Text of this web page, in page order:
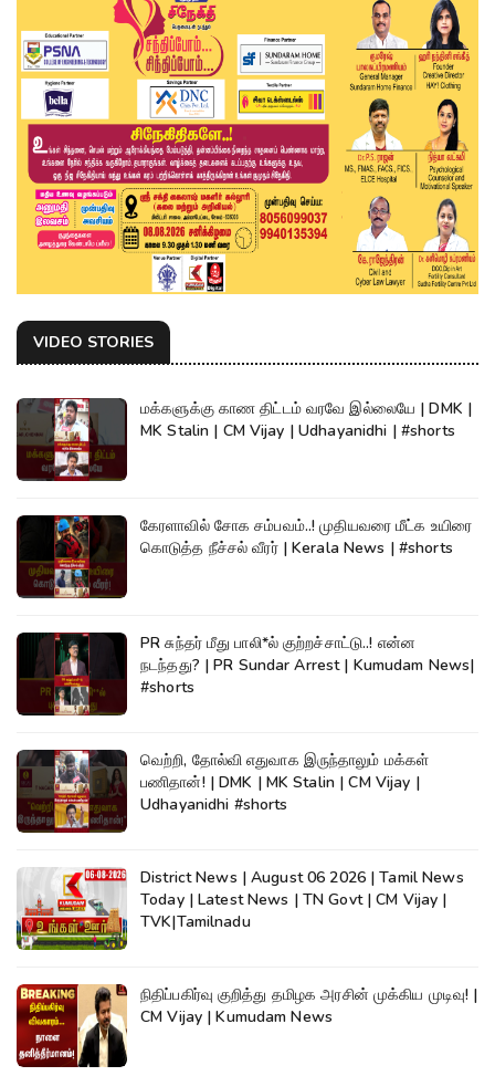
VIDEO STORIES
மக்களுக்கு காண திட்டம் வரவே இல்லையே | DMK |
MK Stalin | CM Vijay | Udhayanidhi | #shorts
கேரளாவில் சோக சம்பவம்..! முதியவரை மீட்க உயிரை
கொடுத்த நீச்சல் வீரர் | Kerala News | #shorts
PR சுந்தர் மீது பாலி*ல் குற்றச்சாட்டு..! என்ன
நடந்தது? | PR Sundar Arrest | Kumudam News|
#shorts
வெற்றி, தோல்வி எதுவாக இருந்தாலும் மக்கள்
பணிதான்! | DMK | MK Stalin | CM Vijay |
Udhayanidhi #shorts
District News | August 06 2026 | Tamil News
Today | Latest News | TN Govt | CM Vijay |
TVK|Tamilnadu
நிதிப்பகிர்வு குறித்து தமிழக அரசின் முக்கிய முடிவு! |
CM Vijay | Kumudam News